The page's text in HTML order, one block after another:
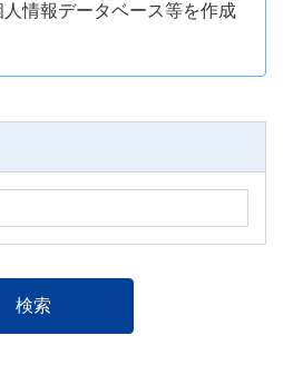
情報データベース等を作成